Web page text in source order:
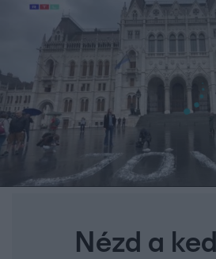
Nézd a